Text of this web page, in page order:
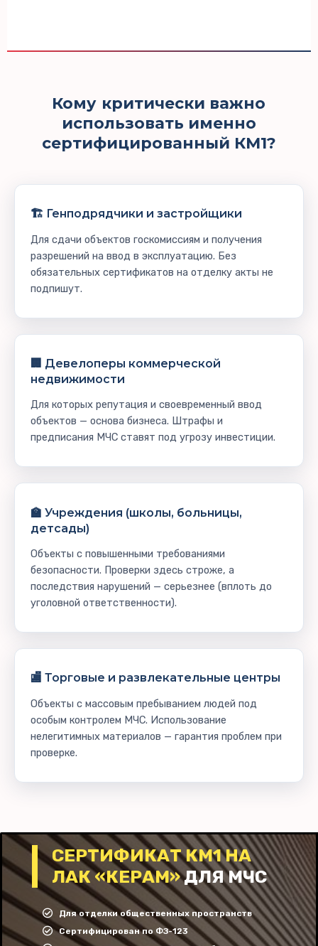
Кому критически важно
использовать именно
сертифицированный КМ1?
🏗️ Генподрядчики и застройщики
Для сдачи объектов госкомиссиям и получения
разрешений на ввод в эксплуатацию. Без
обязательных сертификатов на отделку акты не
подпишут.
🏢 Девелоперы коммерческой
недвижимости
Для которых репутация и своевременный ввод
объектов — основа бизнеса. Штрафы и
предписания МЧС ставят под угрозу инвестиции.
🏫 Учреждения (школы, больницы,
детсады)
Объекты с повышенными требованиями
безопасности. Проверки здесь строже, а
последствия нарушений — серьезнее (вплоть до
уголовной ответственности).
🏬 Торговые и развлекательные центры
Объекты с массовым пребыванием людей под
особым контролем МЧС. Использование
нелегитимных материалов — гарантия проблем при
проверке.
СЕРТИФИКАТ КМ1 НА
ЛАК «КЕРАМ»ДЛЯ МЧС
Для отделки общественных пространств
Сертифицирован по ФЗ-123